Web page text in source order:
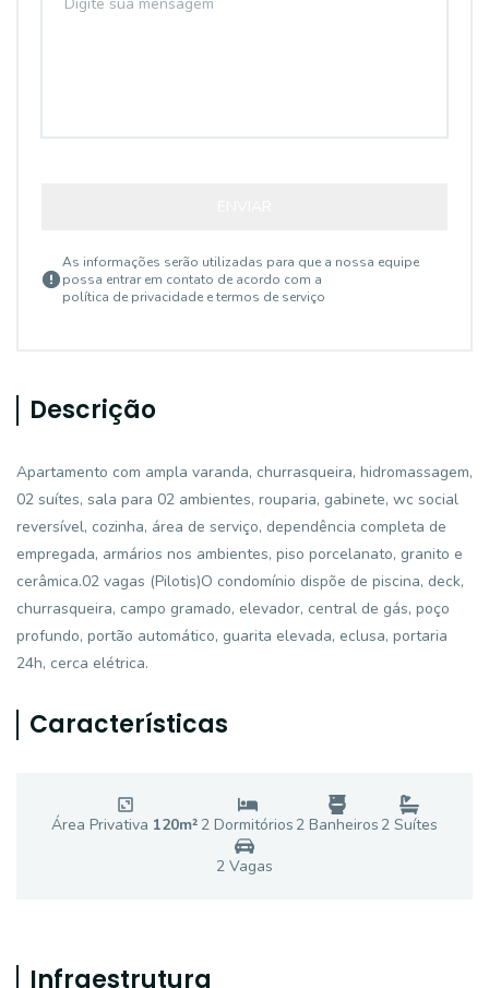
As informações serão utilizadas para que a nossa equipe
possa entrar em contato de acordo com a
política de privacidade e termos de serviço
Descrição
Apartamento com ampla varanda, churrasqueira, hidromassagem,
02 suítes, sala para 02 ambientes, rouparia, gabinete, wc social
reversível, cozinha, área de serviço, dependência completa de
empregada, armários nos ambientes, piso porcelanato, granito e
cerâmica.02 vagas (Pilotis)O condomínio dispõe de piscina, deck,
churrasqueira, campo gramado, elevador, central de gás, poço
profundo, portão automático, guarita elevada, eclusa, portaria
24h, cerca elétrica.
Características
Área Privativa 120m² 2 Dormitórios 2 Banheiros 2 Suítes
2 Vagas
Infraestrutura